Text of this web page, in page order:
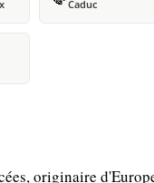
Caduc
originaire